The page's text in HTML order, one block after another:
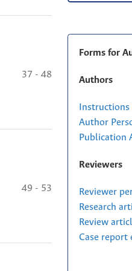
37 - 48
49 - 53
Forms for
Authors
Author
Publication
Reviewers
Reviewer
Research
Review
Case report